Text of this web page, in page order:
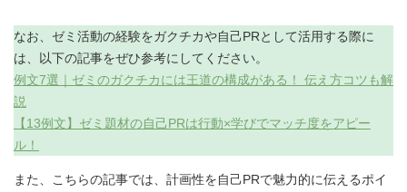
なお、ゼミ活動の経験をガクチカや自己PRとして活用する際に
は、以下の記事をぜひ参考にしてください。
例文7選｜ゼミのガクチカには王道の構成がある！ 伝え方コツも解
説
【13例文】ゼミ題材の自己PRは行動×学びでマッチ度をアピー
ル！
また、こちらの記事では、計画性を自己PRで魅力的に伝えるポイ